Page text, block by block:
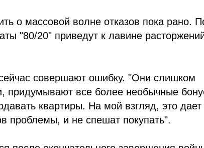
о массовой волне отказов пока рано.
"80/20" приведут к лавине
совершают ошибку. "Они слишком
придумывают все более необычные
квартиры. На мой взгляд, это дает
проблемы, и не спешат покупать".